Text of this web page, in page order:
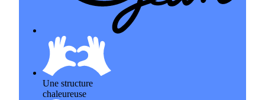
Une structure
chaleureuse